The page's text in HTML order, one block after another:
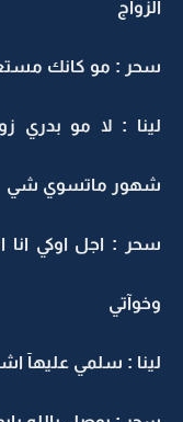
الزوآج
سحر : مو كانك
لينا : لا مو بدري
شهور ماتسوي شي
سحر : اجل اوكي
وخوآتي
لينا : سلمي عليهآ